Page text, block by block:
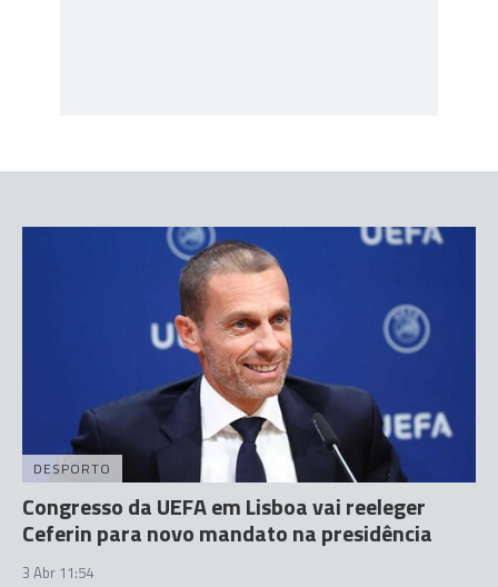
DESPORTO
Congresso da UEFA em Lisboa vai reeleger
Ceferin para novo mandato na presidência
3 Abr 11:54